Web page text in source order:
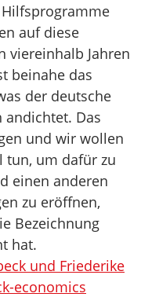
auf diese
viereinhalb Jahren
beinahe das
der deutsche
andichtet. Das
und wir wollen
tun, um dafür zu
einen anderen
zu eröffnen,
Bezeichnung
hat.
und Friederike
economics